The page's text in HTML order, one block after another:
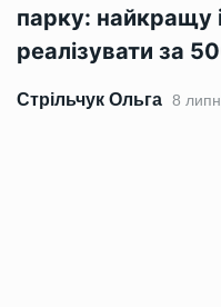
парку: найкращу
реалізувати за
Стрільчук Ольга 8